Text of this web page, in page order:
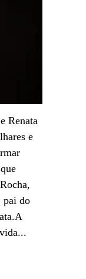
Renata
e
pai do